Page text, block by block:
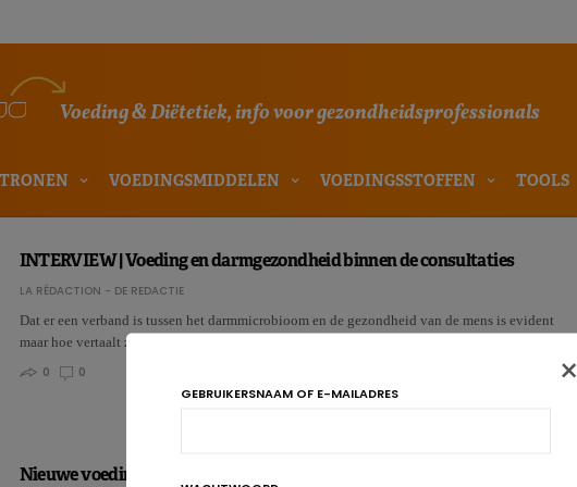
Voeding & Diëtetiek, info voor gezondheidsprofessionals
VOEDINGSMIDDELEN VOEDINGSSTOFFEN TOOLS
INTERVIEW | Voeding en darmgezondheid binnen de consultaties
LA RÉDACTION - DE REDACTIE
Dat er een verband is tussen het darmmicrobioom en de gezondheid van de mens is evident
maar hoe vertaalt zich dat binnen de consultatie? We …
0
0
Nieuwe voedingsaanbevelingen voor ultra-marathonlopers
×
GEBRUIKERSNAAM OF E-MAILADRES